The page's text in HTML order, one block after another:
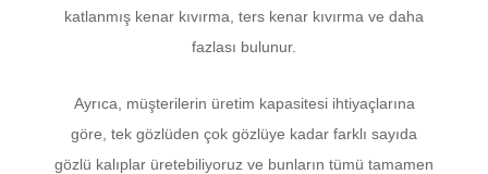
katlanmış kenar kıvırma, ters kenar kıvırma ve daha
fazlası bulunur.
Ayrıca, müşterilerin üretim kapasitesi ihtiyaçlarına
göre, tek gözlüden çok gözlüye kadar farklı sayıda
gözlü kalıplar üretebiliyoruz ve bunların tümü tamamen